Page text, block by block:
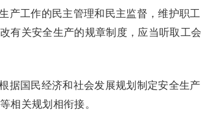
产工作的民主管理和民主监督，维护职工
有关安全生产的规章制度，应当听取工会
国民经济和社会发展规划制定安全生产
相关规划相衔接。